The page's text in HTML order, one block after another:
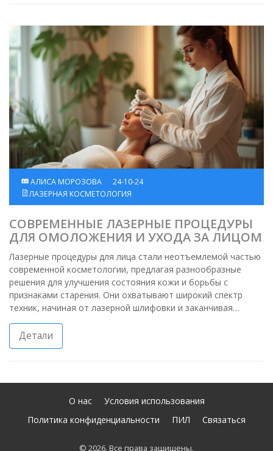
АЛИСА МОРОЗОВА
24-10-24
ЛАЗЕРНАЯ КОСМЕТОЛОГИЯ
СОВРЕМЕННЫЕ ЛАЗЕРНЫЕ ПРОЦЕДУРЫ
ДЛЯ ОМОЛОЖЕНИЯ И УХОДА ЗА ЛИЦОМ
Лазерные процедуры для лица стали неотъемлемой частью
современной косметологии, предлагая разнообразные
решения для улучшения состояния кожи и борьбы с
признаками старения. Они охватывают широкий спектр
техник, начиная от лазерной шлифовки и заканчивая
сложными процедурами по коррекции пигментации и
сосудов. Каждая из процедур имеет свои специфические
функции и преимущества, которые могут значительно
выборе процедуры. Эта статья поможет вам разобраться в
различных типах лазерных процедур и выбрать наиболее
Детали
О нас
Условия использования
Политика конфиденциальности
ПИЛ Связаться
© 2026. Все права защищены.